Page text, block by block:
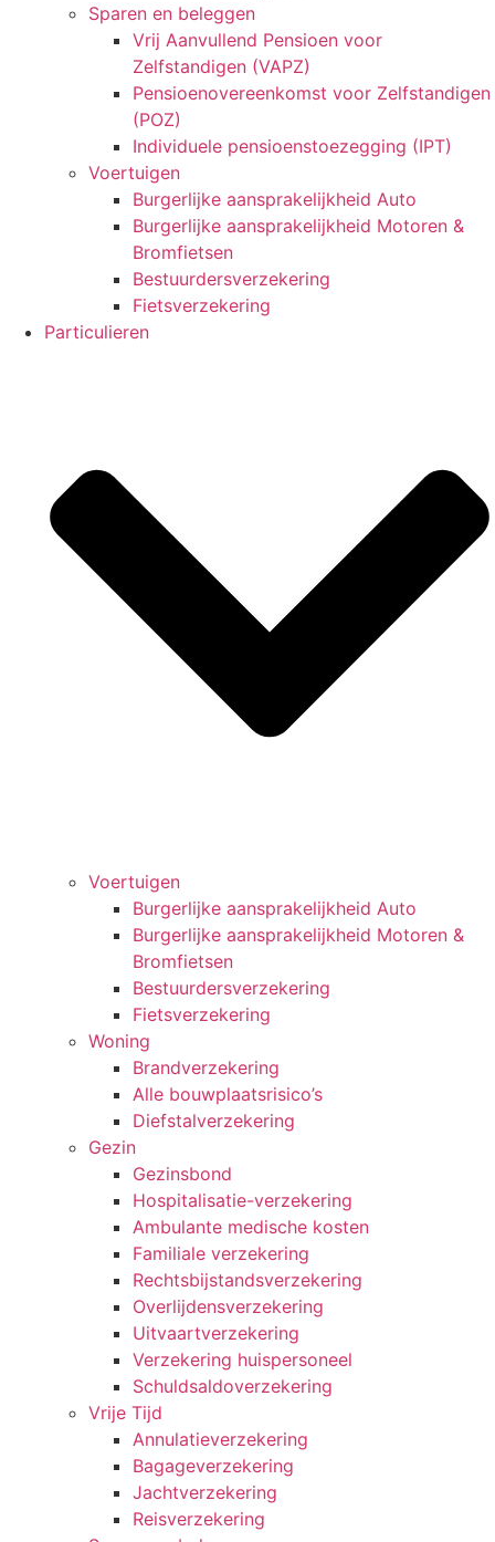
Sparen en beleggen
Vrij Aanvullend Pensioen voor
Zelfstandigen (VAPZ)
Pensioenovereenkomst voor Zelfstandigen
(POZ)
Individuele pensioenstoezegging (IPT)
Voertuigen
Burgerlijke aansprakelijkheid Auto
Burgerlijke aansprakelijkheid Motoren &
Bromfietsen
Bestuurdersverzekering
Fietsverzekering
Particulieren
Voertuigen
Burgerlijke aansprakelijkheid Auto
Burgerlijke aansprakelijkheid Motoren &
Bromfietsen
Bestuurdersverzekering
Fietsverzekering
Woning
Brandverzekering
Alle bouwplaatsrisico’s
Diefstalverzekering
Gezin
Gezinsbond
Hospitalisatie-verzekering
Ambulante medische kosten
Familiale verzekering
Rechtsbijstandsverzekering
Overlijdensverzekering
Uitvaartverzekering
Verzekering huispersoneel
Schuldsaldoverzekering
Vrije Tijd
Annulatieverzekering
Bagageverzekering
Jachtverzekering
Reisverzekering